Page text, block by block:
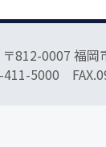
〒812-0007 福
411-5000